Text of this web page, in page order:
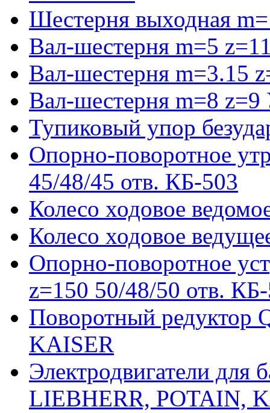
Шестерня выходная
Вал-шестерня m=5
Вал-шестерня m=3.15
Вал-шестерня m=8
Тупиковый упор
Опорно-поворотное
45/48/45 отв. КБ-503
Колесо ходовое
Колесо ходовое
Опорно-поворотное
z=150 50/48/50 отв.
Поворотный редуктор
KAISER
Электродвигатели для
LIEBHERR, POTAIN,